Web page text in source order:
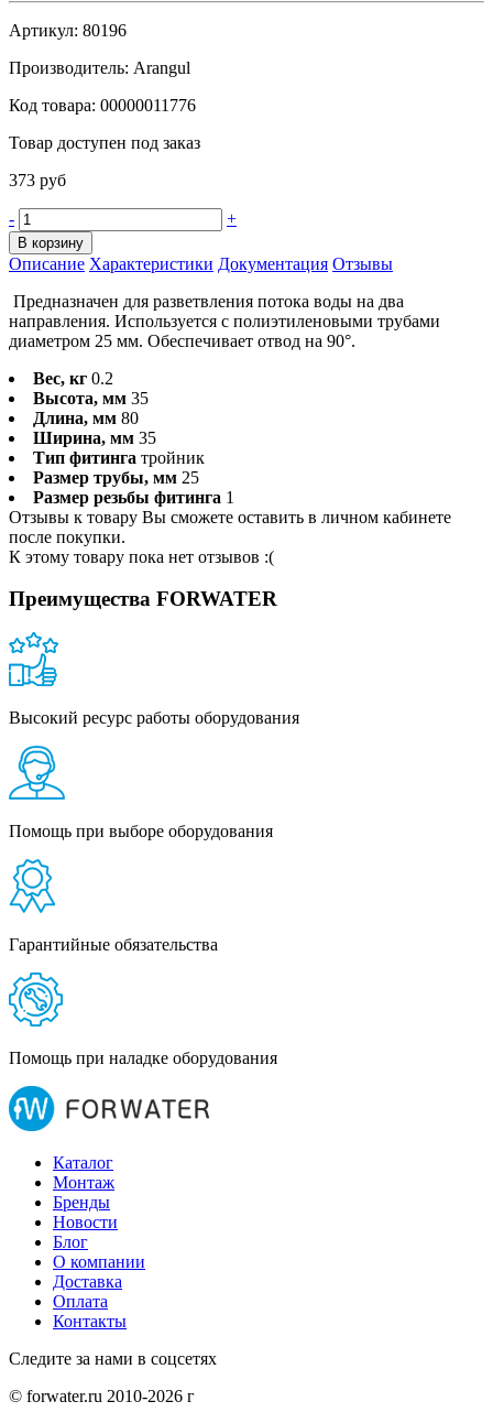
Артикул: 80196
Производитель: Arangul
Код товара: 00000011776
Товар доступен под заказ
373 руб
- +
В корзину
Описание Характеристики Документация Отзывы
Предназначен для разветвления потока воды на два
направления. Используется с полиэтиленовыми трубами
диаметром 25 мм. Обеспечивает отвод на 90°.
Вес, кг 0.2
Высота, мм 35
Длина, мм 80
Ширина, мм 35
Тип фитинга тройник
Размер трубы, мм 25
Размер резьбы фитинга 1
Отзывы к товару Вы сможете оставить в личном кабинете
после покупки.
К этому товару пока нет отзывов :(
Преимущества FORWATER
Высокий ресурс работы оборудования
Помощь при выборе оборудования
Гарантийные обязательства
Помощь при наладке оборудования
Каталог
Монтаж
Бренды
Новости
Блог
О компании
Доставка
Оплата
Контакты
Следите за нами в соцсетях
© forwater.ru 2010-2026 г